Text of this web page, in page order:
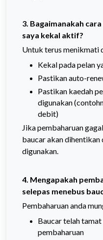
3. Bagaimanakah
saya kekal aktif?
Untuk terus menikmati
Kekal pada pelan
Pastikan auto-
Pastikan kaedah
digunakan
debit)
Jika pembaharuan
baucar akan
digunakan.
4. Mengapakah
selepas menebus
Pembaharuan anda
Baucar telah
pembaharuan